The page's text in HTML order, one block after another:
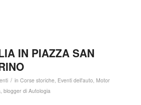
IN PIAZZA SAN
/ in Corse storiche, Eventi dell'auto, Motor
blogger di Autologia